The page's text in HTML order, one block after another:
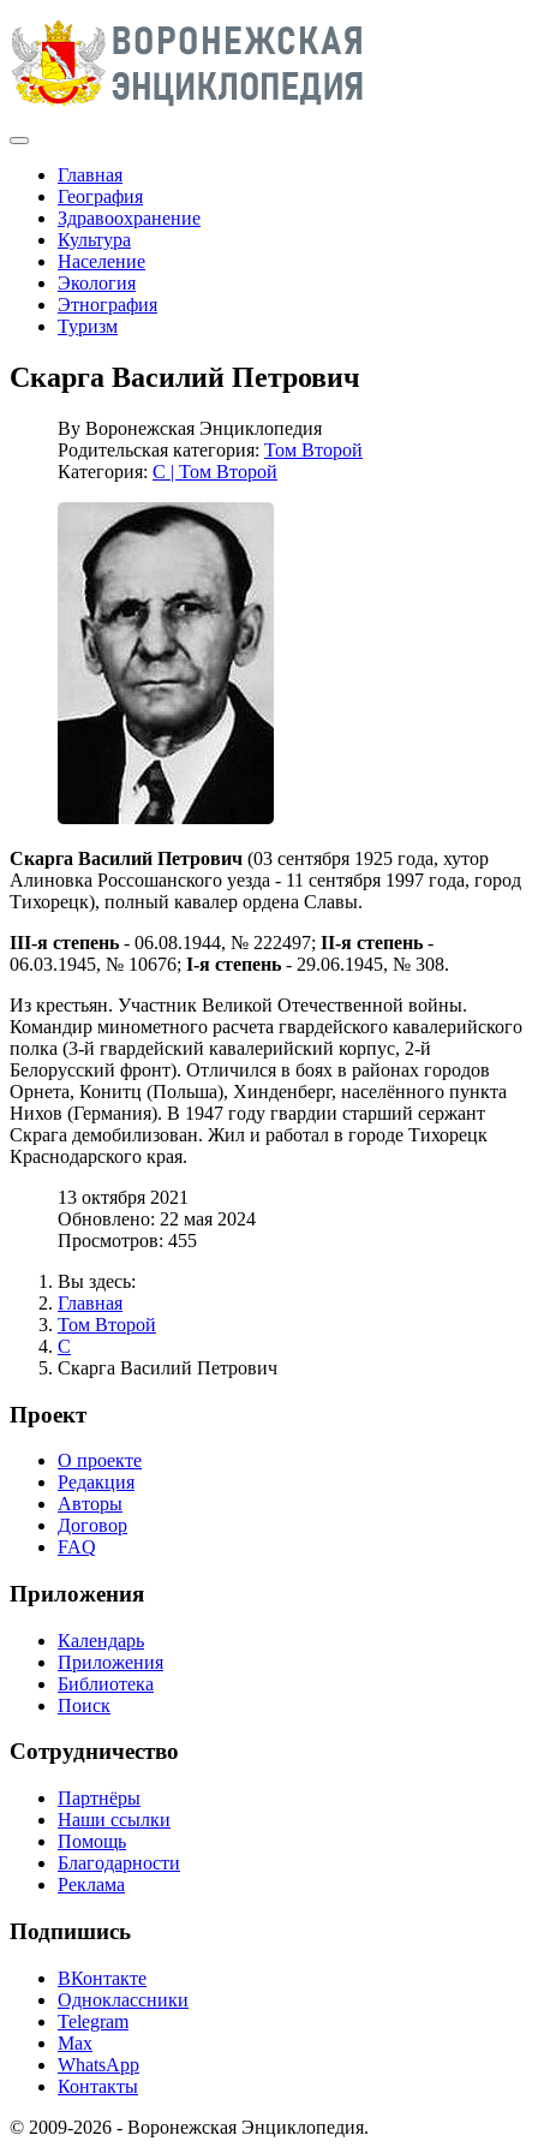
Главная
География
Здравоохранение
Культура
Население
Экология
Этнография
Туризм
Скарга Василий Петрович
By Воронежская Энциклопедия
Родительская категория: Том Второй
Категория: С | Том Второй
Скарга Василий Петрович (03 сентября 1925 года, хутор
Алиновка Россошанского уезда - 11 сентября 1997 года, город
Тихорецк), полный кавалер ордена Славы.
III-я степень - 06.08.1944, № 222497; II-я степень -
06.03.1945, № 10676; I-я степень - 29.06.1945, № 308.
Из крестьян. Участник Великой Отечественной войны.
Командир минометного расчета гвардейского кавалерийского
полка (3-й гвардейский кавалерийский корпус, 2-й
Белорусский фронт). Отличился в боях в районах городов
Орнета, Конитц (Польша), Хинденберг, населённого пункта
Нихов (Германия). В 1947 году гвардии старший сержант
Скрага демобилизован. Жил и работал в городе Тихорецк
Краснодарского края.
13 октября 2021
Обновлено: 22 мая 2024
Просмотров: 455
Вы здесь:
Главная
Том Второй
С
Скарга Василий Петрович
Проект
О проекте
Редакция
Авторы
Договор
FAQ
Приложения
Календарь
Приложения
Библиотека
Поиск
Сотрудничество
Партнёры
Наши ссылки
Помощь
Благодарности
Реклама
Подпишись
ВКонтакте
Одноклассники
Telegram
Max
WhatsApp
Контакты
© 2009-2026 - Воронежская Энциклопедия.